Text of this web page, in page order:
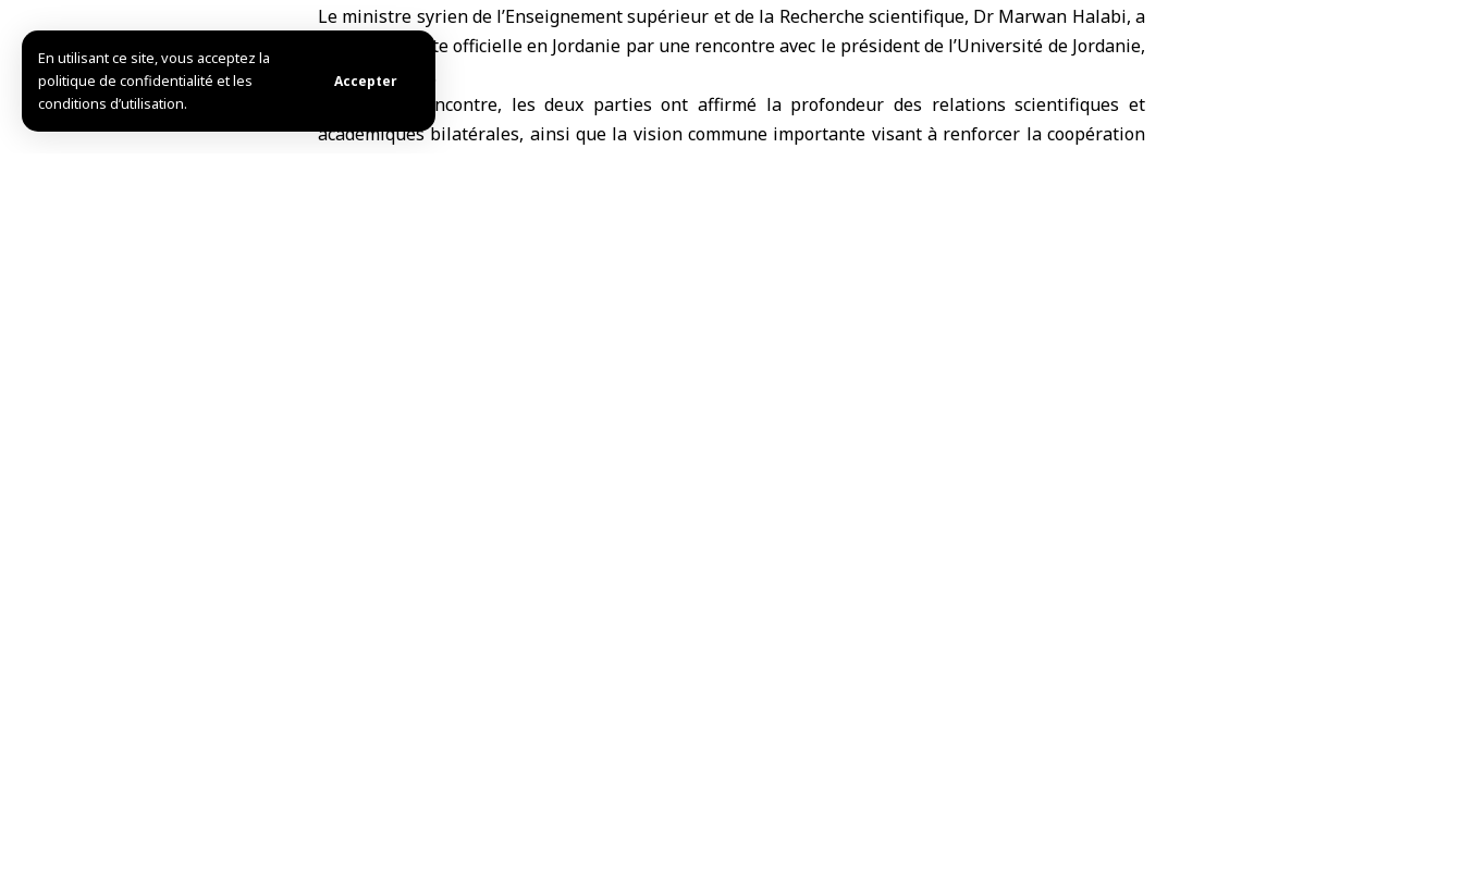
En utilisant ce site, vous acceptez la
politique de confidentialité et les
conditions d’utilisation.
Accepter
Le ministre syrien de l’Enseignement supérieur et de la Recherche scientifique, Dr Marwan Halabi, a
clôturé sa visite officielle en Jordanie par une rencontre avec le président de l’Université de Jordanie,
Nazir Obeidat.
Lors de la rencontre, les deux parties ont affirmé la profondeur des relations scientifiques et
académiques bilatérales, ainsi que la vision commune importante visant à renforcer la coopération